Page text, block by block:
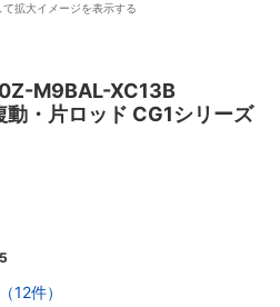
拡大イメージを表示する
M9BAL-XC13B
動・片ロッド CG1シリーズ
12件）